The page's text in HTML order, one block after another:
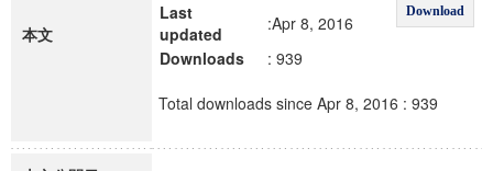
本文
Download
Last
updated
:Apr 8, 2016
Downloads
: 939
Total downloads since Apr 8, 2016 : 939